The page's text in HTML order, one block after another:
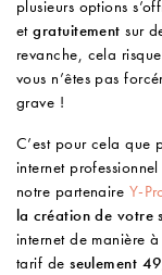
plusieurs options
etgratuitementsur
revanche, cela
vous n’êtes pas
grave !
C’est pour cela que
internet
notre partenaire Y-
la création de votre
internet de manière
tarif deseulement